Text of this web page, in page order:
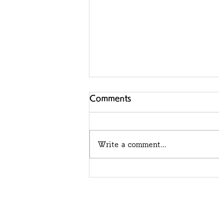
TOKYO KIMONOでアント
Comments
Write a comment...